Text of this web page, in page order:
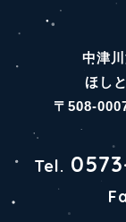
中津
ほし
〒508-
Tel.